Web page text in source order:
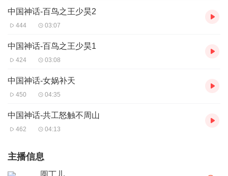
中国神话-百鸟之王少昊2
444 03:07
中国神话-百鸟之王少昊1
424 03:08
中国神话-女娲补天
450 04:35
中国神话-共工怒触不周山
462 04:13
主播信息